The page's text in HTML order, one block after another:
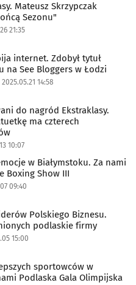
Mateusz Skrzypczak
Sezonu"
21:35
internet. Zdobył tytuł
na See Bloggers w Łodzi
2025.05.21 14:58
do nagród Ekstraklasy.
ma czterech
10:07
w Białymstoku. Za nami
Boxing Show III
09:40
Polskiego Biznesu.
podlaskie firmy
15:00
sportowców w
Podlaska Gala Olimpijska